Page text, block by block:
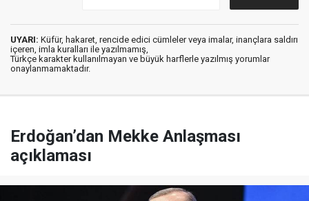
UYARI: Küfür, hakaret, rencide edici cümleler veya imalar, inançlara saldırı
içeren, imla kuralları ile yazılmamış,
Türkçe karakter kullanılmayan ve büyük harflerle yazılmış yorumlar
onaylanmamaktadır.
Erdoğan’dan Mekke Anlaşması
açıklaması